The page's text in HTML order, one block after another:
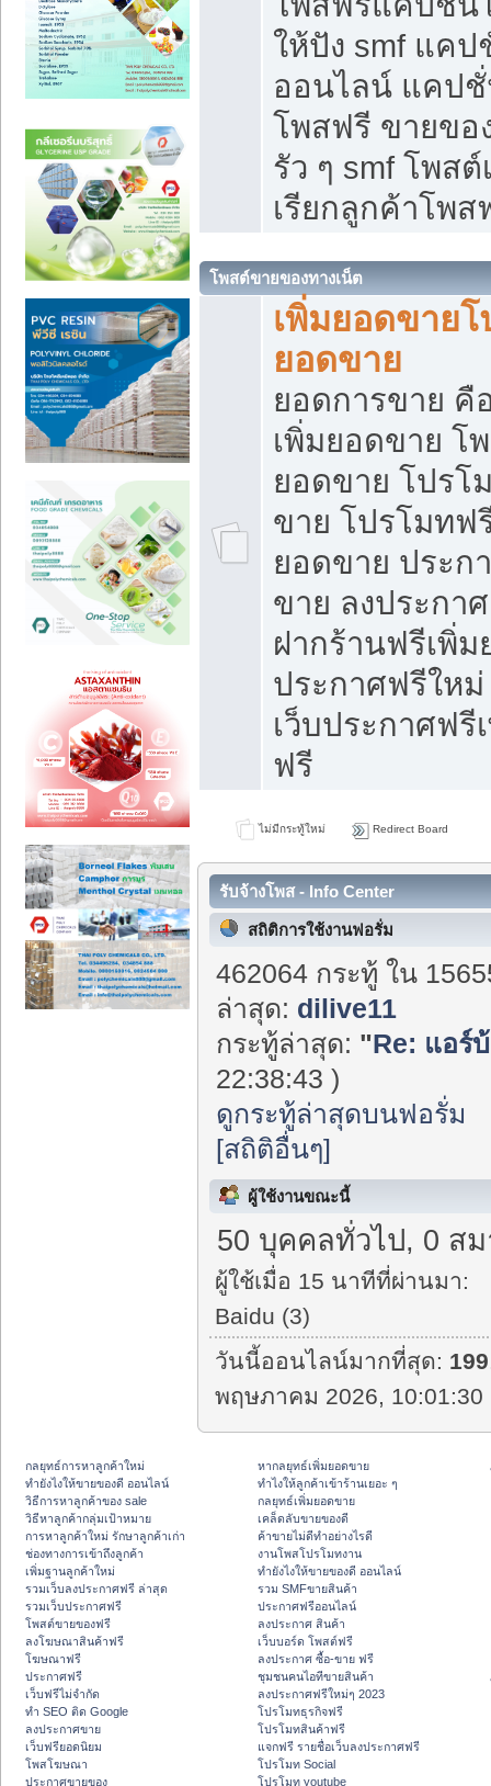
ให้ปัง smf แค
ออนไลน์ แคป
โพสฟรี ขายขอ
รัว ๆ smf โพส
เรียกลูกค้าโพส
โพสต์ขายของทางเน็ต
เพิ่มยอดขาย
ยอดขาย
ยอดการขาย คื
เพิ่มยอดขาย โ
ยอดขาย โปรโ
ขาย โปรโมทฟ
ยอดขาย ประก
ขาย ลงประกา
ฝากร้านฟรีเพิ่ม
ประกาศฟรีให
เว็บประกาศฟรี
ฟรี
ไม่มีกระทู้ใหม่ Redirect Board
รับจ้างโพส - Info Center
สถิติการใช้งานฟอรั่ม
462064 กระทู้ ใน
ล่าสุด: dilive11
กระทู้ล่าสุด: "Re: แอร์
22:38:43 )
ดูกระทู้ล่าสุดบนฟอรั่ม
[สถิติอื่นๆ]
ผู้ใช้งานขณะนี้
50 บุคคลทั่วไป, 0 ส
ผู้ใช้เมื่อ 15 นาทีที่ผ่านมา:
Baidu (3)
วันนี้ออนไลน์มากที่สุด: 199
พฤษภาคม 2026, 10:01:30
กลยุทธ์การหาลูกค้าใหม่
ทํายังไงให้ขายของดี ออนไลน์
วิธีการหาลูกค้าของ sale
วิธีหาลูกค้ากลุ่มเป้าหมาย
การหาลูกค้าใหม่ รักษาลูกค้าเก่า
ช่องทางการเข้าถึงลูกค้า
เพิ่มฐานลูกค้าใหม่
รวมเว็บลงประกาศฟรี ล่าสุด
รวมเว็บประกาศฟรี
โพสต์ขายของฟรี
ลงโฆษณาสินค้าฟรี
โฆษณาฟรี
ประกาศฟรี
เว็บฟรีไม่จำกัด
ทำ SEO ติด Google
ลงประกาศขาย
เว็บฟรียอดนิยม
โพสโฆษณา
ประกาศขายของ
หากลยุทธ์เพิ่มยอดขาย
ทําไงให้ลูกค้าเข้าร้านเยอะ ๆ
กลยุทธ์เพิ่มยอดขาย
เคล็ดลับขายของดี
ค้าขายไม่ดีทำอย่างไรดี
งานโพสโปรโมทงาน
ทํายังไงให้ขายของดี ออนไลน์
รวม SMFขายสินค้า
ประกาศฟรีออนไลน์
ลงประกาศ สินค้า
เว็บบอร์ด โพสต์ฟรี
ลงประกาศ ซื้อ-ขาย ฟรี
ชุมชนคนไอทีขายสินค้า
ลงประกาศฟรีใหม่ๆ 2023
โปรโมทธุรกิจฟรี
โปรโมทสินค้าฟรี
แจกฟรี รายชื่อเว็บลงประกาศฟรี
โปรโมท Social
โปรโมท youtube